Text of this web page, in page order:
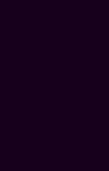
Wie viel verblendet
hängt von der
bzw. der Größe des
nach Vereinbarung